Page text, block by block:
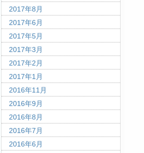
2017年8月
2017年6月
2017年5月
2017年3月
2017年2月
2017年1月
2016年11月
2016年9月
2016年8月
2016年7月
2016年6月